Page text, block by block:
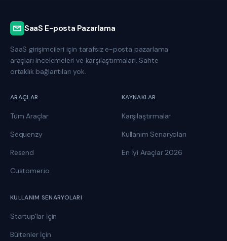
SaaS E-posta Pazarlama
SaaS girişimcileri için tarafsız e-posta pazarlama
araçları incelemeleri ve karşılaştırmaları. Sahte
ortaklık bağlantıları yok.
ARAÇLAR
Tüm Araçlar
Sequenzy
Resend
Customer.io
KAYNAKLAR
Karşılaştırmalar
Kullanım Senaryoları
En İyi Araçlar 2026
KULLANIM SENARYOLARI
Startup'lar İçin
Bültenler İçin